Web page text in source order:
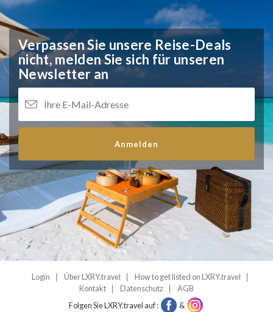
Verpassen Sie unsere Reise-Deals
nicht, melden Sie sich für unseren
Newsletter an
Anmelden
Login Über LXRY.travel
How to get listed on LXRY.travel
Kontakt
Datenschutz
AGB
Folgen Sie LXRY.travel auf :
&